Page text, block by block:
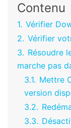
Contenu
1. Vérifier
2. Vérifier
3. Résoudre
marche pas
3.1. Mettre
version
3.2.
3.3.